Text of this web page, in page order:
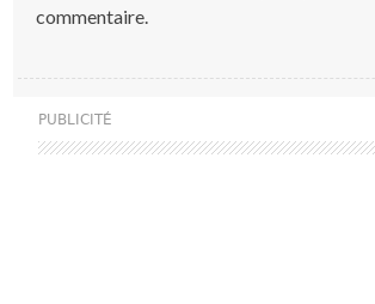
commentaire.
PUBLICITÉ